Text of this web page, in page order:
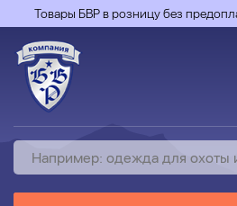
Товары БВР в розницу без